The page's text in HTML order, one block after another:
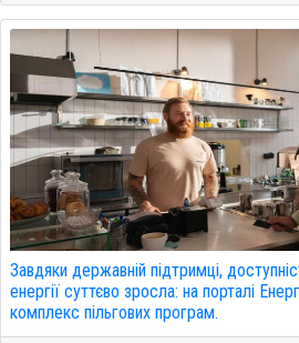
Завдяки державній підтримці,
енергії суттєво зросла: на порталі
комплекс пільгових програм.